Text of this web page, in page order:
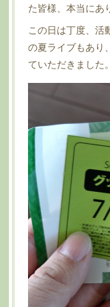
た皆様、本当にあ
この日は丁度、活
の夏ライブもあり
ていただきました。